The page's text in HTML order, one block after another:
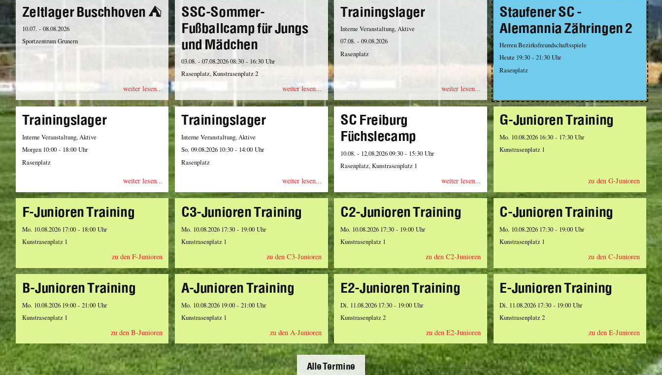
Zeltlager Buschhoven ⛺️
10.07. - 08.08.2026
Sportzentrum Grunern
weiter lesen...
SSC-Sommer-
Fußballcamp für Jungs
und Mädchen
03.08. - 07.08.2026 08:30 - 16:30 Uhr
Rasenplatz, Kunstrasenplatz 2
weiter lesen...
Trainingslager
Interne Veranstaltung, Aktive
07.08. - 09.08.2026
Rasenplatz
weiter lesen...
Staufener SC -
Alemannia Zähringen 2
Herren Bezirksfreundschaftsspiele
Heute 19:30 - 21:30 Uhr
Rasenplatz
Trainingslager
Interne Veranstaltung, Aktive
Morgen 10:00 - 18:00 Uhr
Rasenplatz
weiter lesen...
Trainingslager
Interne Veranstaltung, Aktive
So. 09.08.2026 10:30 - 14:00 Uhr
Rasenplatz
weiter lesen...
SC Freiburg
Füchslecamp
10.08. - 12.08.2026 09:30 - 15:30 Uhr
Rasenplatz, Kunstrasenplatz 1
weiter lesen...
G-Junioren Training
Mo. 10.08.2026 16:30 - 17:30 Uhr
Kunstrasenplatz 1
zu den G-Junioren
F-Junioren Training
Mo. 10.08.2026 17:00 - 18:00 Uhr
Kunstrasenplatz 1
zu den F-Junioren
C3-Junioren Training
Mo. 10.08.2026 17:30 - 19:00 Uhr
Kunstrasenplatz 1
zu den C3-Junioren
C2-Junioren Training
Mo. 10.08.2026 17:30 - 19:00 Uhr
Kunstrasenplatz 1
zu den C2-Junioren
C-Junioren Training
Mo. 10.08.2026 17:30 - 19:00 Uhr
Kunstrasenplatz 1
zu den C-Junioren
B-Junioren Training
Mo. 10.08.2026 19:00 - 21:00 Uhr
Kunstrasenplatz 1
zu den B-Junioren
A-Junioren Training
Mo. 10.08.2026 19:00 - 21:00 Uhr
Kunstrasenplatz 1
zu den A-Junioren
E2-Junioren Training
Di. 11.08.2026 17:30 - 19:00 Uhr
Kunstrasenplatz 2
zu den E2-Junioren
E-Junioren Training
Di. 11.08.2026 17:30 - 19:00 Uhr
Kunstrasenplatz 2
zu den E-Junioren
Alle Termine